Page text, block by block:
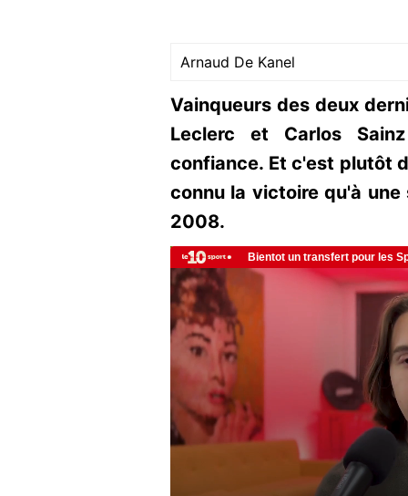
Arnaud De Kanel
Vainqueurs des deux
Leclerc et Carlos
confiance. Et c'est plutôt
connu la victoire qu'à une
2008.